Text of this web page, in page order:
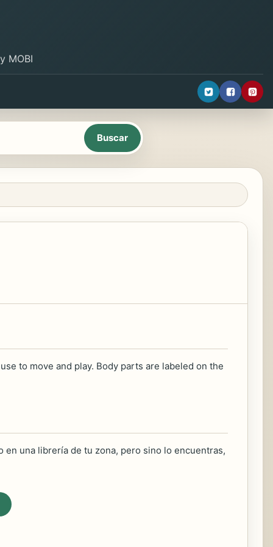
MOBI
to move and play. Body parts are labeled on the
una librería de tu zona, pero sino lo encuentras,